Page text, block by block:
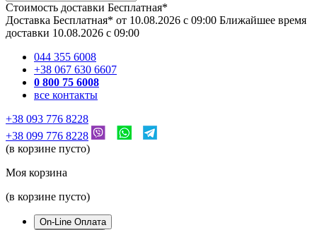
Стоимость доставки Бесплатная*
Доставка Бесплатная* от 10.08.2026 c 09:00 Ближайшее время
доставки 10.08.2026 c 09:00
044 355 6008
+38 067 630 6607
0 800 75 6008
все контакты
+38 093 776 8228
+38 099 776 8228
(в корзине пусто)
Моя корзина
(в корзине пусто)
On-Line Оплата